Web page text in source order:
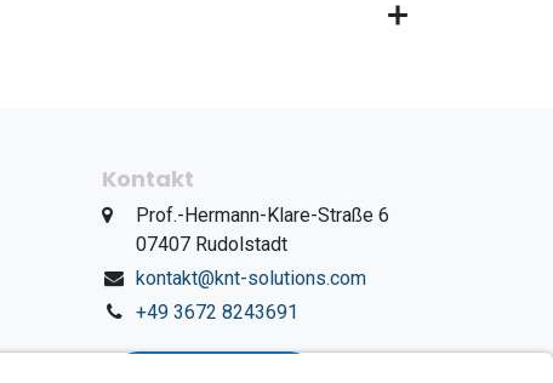
Kontakt
​Prof.-Hermann-Klare-Straße 6
​07407 Rudolstadt
kontakt@knt-solutions.com
+49 3672 8243691